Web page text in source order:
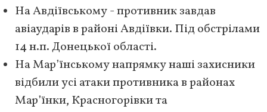
На Авдіївському - противник завдав
авіаударів в районі Авдіївки. Під обстрілами
14 н.п. Донецької області.
На Мар’їнському напрямку наші захисники
відбили усі атаки противника в районах
Мар’їнки, Красногорівки та